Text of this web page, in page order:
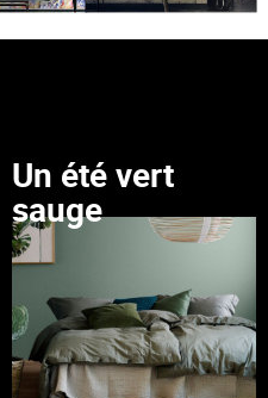
Un été vert
sauge